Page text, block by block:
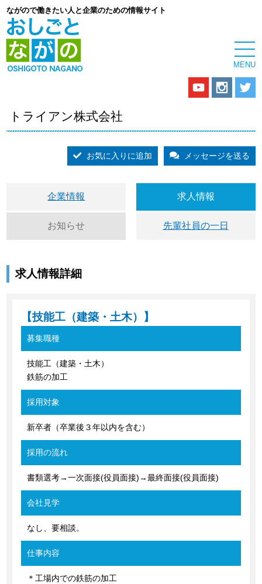
ながので働きたい人と企業のための情報サイト
トライアン株式会社
お気に入りに追加 メッセージを送る
企業情報 求人情報
お知らせ 先輩社員の一日
求人情報詳細
【技能工（建築・土木）】
募集職種
技能工（建築・土木）
鉄筋の加工
採用対象
新卒者（卒業後３年以内を含む）
採用の流れ
書類選考→一次面接(役員面接)→最終面接(役員面接)
会社見学
なし、要相談。
仕事内容
＊工場内での鉄筋の加工